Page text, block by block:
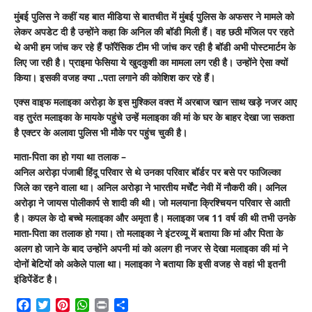
मुंबई पुलिस ने कहीं यह बात मीडिया से बातचीत में मुंबई पुलिस के अफसर ने मामले को
लेकर अपडेट दी है उन्होंने कहा कि अनिल की बॉडी मिली हैं। वह छठी मंजिल पर रहते
थे अभी हम जांच कर रहे हैं फॉरेंसिक टीम भी जांच कर रही है बॉडी अभी पोस्टमार्टम के
लिए जा रही है। प्राइमा फेसिया ये खुदकुशी का मामला लग रही है। उन्होंने ऐसा क्यों
किया। इसकी वजह क्या ..पता लगाने की कोशिश कर रहे हैं।
एक्स वाइफ मलाइका अरोड़ा के इस मुश्किल वक्त में अरबाज खान साथ खड़े नजर आए
वह तुरंत मलाइका के मायके पहुंचे उन्हें मलाइका की मां के घर के बाहर देखा जा सकता
है एक्टर के अलावा पुलिस भी मौके पर पहुंच चुकी है।
माता-पिता का हो गया था तलाक –
अनिल अरोड़ा पंजाबी हिंदू परिवार से थे उनका परिवार बॉर्डर पर बसे पर फाजिल्का
जिले का रहने वाला था। अनिल अरोड़ा ने भारतीय मर्चेंट नेवी में नौकरी की। अनिल
अरोड़ा ने जायस पोलीकार्प से शादी की थी। जो मलयाना क्रिश्चियन परिवार से आती
है। कपल के दो बच्चे मलाइका और अमृता है। मलाइका जब 11 वर्ष की थी तभी उनके
माता-पिता का तलाक हो गया। तो मलाइका ने इंटरव्यू में बताया कि मां और पिता के
अलग हो जाने के बाद उन्होंने अपनी मां को अलग ही नजर से देखा मलाइका की मां ने
दोनों बेटियों को अकेले पाला था। मलाइका ने बताया कि इसी वजह से वहां भी इतनी
इंडिपेंडेंट है।
Facebook
TwitterPinterestWhatsApp
Print